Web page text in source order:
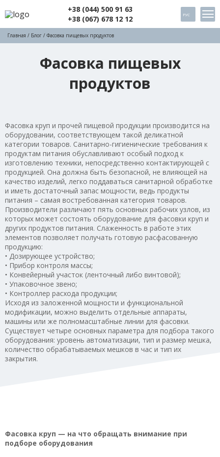
+38 (044) 500 91 63
+38 (067) 678 12 12
РУС
Главная / Блог / Фасовка пищевых продуктов
Фасовка пищевых
продуктов
Фасовка круп и прочей пищевой продукции производится на
оборудовании, соответствующем такой деликатной
категории товаров. Санитарно-гигиенические требования к
продуктам питания обуславливают особый подход к
изготовлению техники, непосредственно контактирующей с
продукцией. Она должна быть безопасной, не влияющей на
качество изделий, легко поддаваться санитарной обработке
и иметь достаточный запас мощности, ведь продукты
питания – самая востребованная категория товаров.
Производители различают пять основных рабочих узлов, из
которых может состоять оборудование для фасовки круп и
других продуктов питания. Слаженность в работе этих
элементов позволяет получать готовую расфасованную
продукцию:
• Дозирующее устройство;
• Прибор контроля массы;
• Конвейерный участок (ленточный либо винтовой);
• Упаковочное звено;
• Контроллер расхода продукции;
Исходя из заложенной мощности и функциональной
модификации, можно выделить отдельные аппараты,
машины или же полномасштабные линии для фасовки.
Существует четыре основных параметра для подбора такого
оборудования: уровень автоматизации, тип и размер мешка,
количество обрабатываемых мешков в час и тип их
закрытия.
Фасовка круп — на что обращать внимание при
подборе оборудования